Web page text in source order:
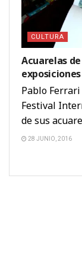
CULTURA
Acuarelas
Pablo
Festival
de sus
28 JUNIO, 2016